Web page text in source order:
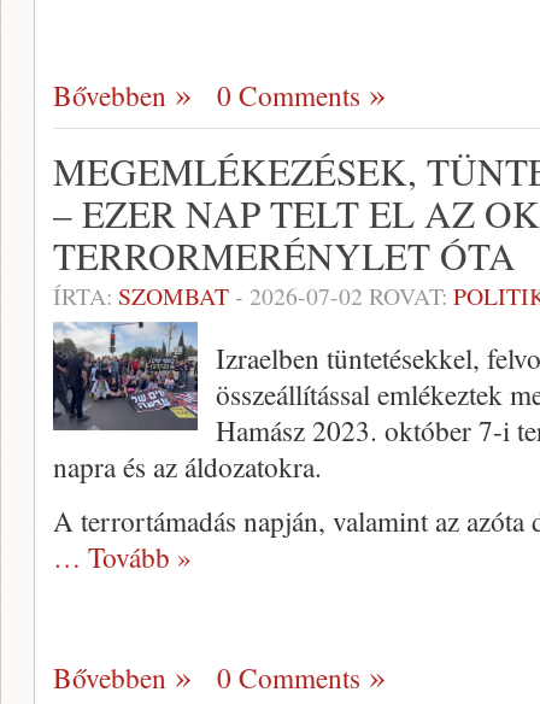
Bővebben 0 Comments
MEGEMLÉKEZÉSEK,
– EZER NAP TELT EL AZ
TERRORMERÉNYLET ÓTA
ÍRTA: SZOMBAT- 2026-07-02 ROVAT:
Izraelben tüntetésekkel,
összeállítással emlékeztek
Hamász 2023. október 7-i
napra és az áldozatokra.
A terrortámadás napján, valamint az
… Tovább »
Bővebben 0 Comments